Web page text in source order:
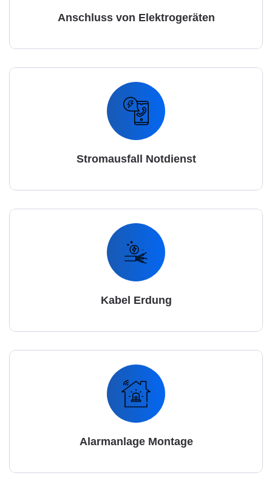
Anschluss von Elektrogeräten
Stromausfall Notdienst
Kabel Erdung
Alarmanlage Montage